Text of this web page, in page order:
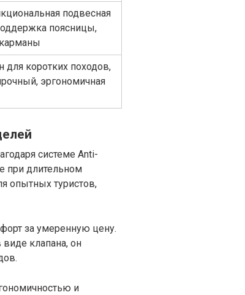
подвесная
поясницы,
для коротких походов,
эргономичная
системе Anti-
при длительном
опытных туристов,
за умеренную цену.
клапана, он
и